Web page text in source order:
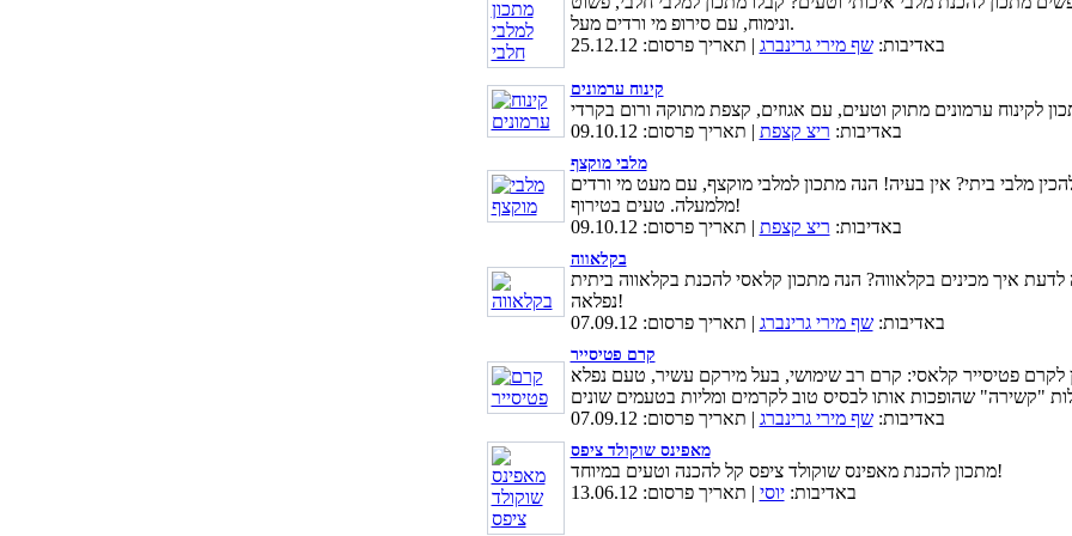
ונימוח, עם סירופ מי ורדים מעל.
באדיבות:שף מירי גרינברג | תאריך פרסום: 25.12.12
קינוח ערמונים
באדיבות: ריצ קצפת | תאריך פרסום: 09.10.12
מלבי מוקצף
מלבי ביתי? אין בעיה! הנה מתכון למלבי מוקצף, עם מעט מי ורדים
מלמעלה. טעים בטירוף!
באדיבות: ריצ קצפת | תאריך פרסום: 09.10.12
בקלאווה
לדעת איך מכינים בקלאווה? הנה מתכון קלאסי להכנת בקלאווה ביתית
נפלאה!
באדיבות:שף מירי גרינברג | תאריך פרסום: 07.09.12
קרם פטיסייר
לקרם פטיסייר קלאסי: קרם רב שימושי, בעל מירקם עשיר, טעם נפלא
באדיבות:שף מירי גרינברג | תאריך פרסום: 07.09.12
מאפינס שוקולד ציפס
מתכון להכנת מאפינס שוקולד ציפס קל להכנה וטעים במיוחד!
באדיבות:יוסי | תאריך פרסום: 13.06.12